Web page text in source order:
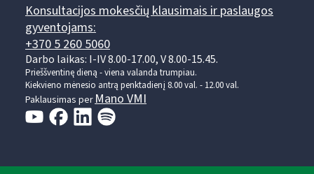
Konsultacijos mokesčių klausimais ir paslaugos
gyventojams:
+370 5 260 5060
Darbo laikas: I-IV 8.00-17.00, V 8.00-15.45.
Prieššventinę dieną - viena valanda trumpiau.
Kiekvieno mėnesio antrą penktadienį 8.00 val. - 12.00 val.
Paklausimas perMano VMI